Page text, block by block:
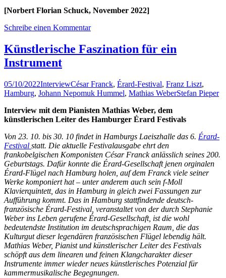
[Norbert Florian Schuck, November 2022]
Schreibe einen Kommentar
Künstlerische Faszination für ein
Instrument
05/10/2022InterviewCésar Franck, Érard-Festival, Franz Liszt,
Hamburg, Johann Nepomuk Hummel, Mathias WeberStefan Pieper
Interview mit dem Pianisten Mathias Weber, dem
künstlerischen Leiter des Hamburger Érard Festivals
Von 23. 10. bis 30. 10 findet in Hamburgs Laeiszhalle das 6. Érard-
Festival statt. Die aktuelle Festivalausgabe ehrt den
frankobelgischen Komponisten César Franck anlässlich seines 200.
Geburtstags. Dafür konnte die Érard-Gesellschaft jenen orginalen
Érard-Flügel nach Hamburg holen, auf dem Franck viele seiner
Werke komponiert hat – unter anderem auch sein f-Moll
Klavierquintett, das in Hamburg in gleich zwei Fassungen zur
Aufführung kommt. Das in Hamburg stattfindende deutsch-
französische Érard-Festival, veranstaltet von der durch Stephanie
Weber ins Leben gerufene Érard-Gesellschaft, ist die wohl
bedeutendste Institution im deutschsprachigen Raum, die das
Kulturgut dieser legendären französischen Flügel lebendig hält.
Mathias Weber, Pianist und künstlerischer Leiter des Festivals
schöpft aus dem linearen und feinen Klangcharakter dieser
Instrumente immer wieder neues künstlerisches Potenzial für
kammermusikalische Begegnungen.